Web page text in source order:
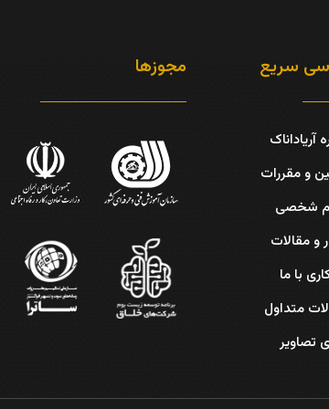
سریع
آریاداناک
و مقررات
شخصی
و مقالات
با ما
متداول
تصاویر
مجوزها